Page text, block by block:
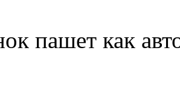
пашет как